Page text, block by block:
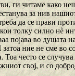
ги читаме како
за нив
да се прави
толку силно нѐ
појава во душата
ние не сме во
често се
свој, и со